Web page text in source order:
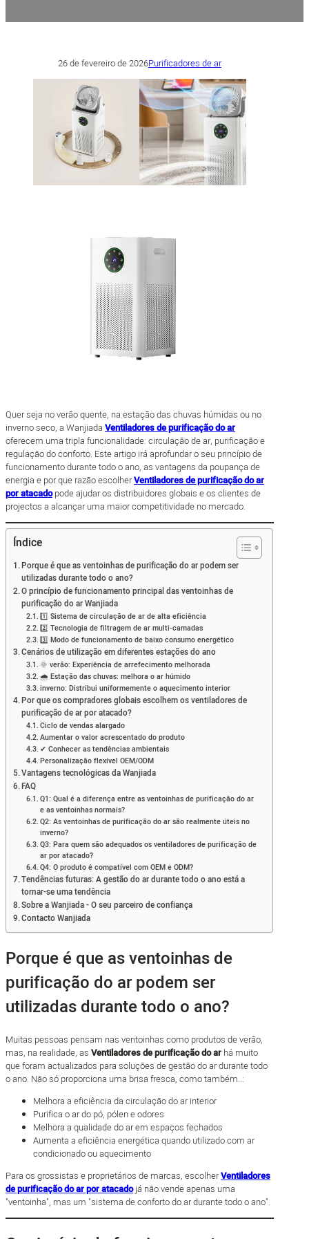
26 de fevereiro de 2026Purificadores de ar
Quer seja no verão quente, na estação das chuvas húmidas ou no
inverno seco, a Wanjiada Ventiladores de purificação do ar
oferecem uma tripla funcionalidade: circulação de ar, purificação e
regulação do conforto. Este artigo irá aprofundar o seu princípio de
funcionamento durante todo o ano, as vantagens da poupança de
energia e por que razão escolherVentiladores de purificação do ar
por atacadopode ajudar os distribuidores globais e os clientes de
projectos a alcançar uma maior competitividade no mercado.
Índice
Porque é que as ventoinhas de purificação do ar podem ser
utilizadas durante todo o ano?
O princípio de funcionamento principal das ventoinhas de
purificação do ar Wanjiada
1️⃣ Sistema de circulação de ar de alta eficiência
2️⃣ Tecnologia de filtragem de ar multi-camadas
3️⃣ Modo de funcionamento de baixo consumo energético
Cenários de utilização em diferentes estações do ano
🌞 verão: Experiência de arrefecimento melhorada
🌧 Estação das chuvas: melhora o ar húmido
inverno: Distribui uniformemente o aquecimento interior
Por que os compradores globais escolhem os ventiladores de
purificação de ar por atacado?
Ciclo de vendas alargado
Aumentar o valor acrescentado do produto
✔ Conhecer as tendências ambientais
Personalização flexível OEM/ODM
Vantagens tecnológicas da Wanjiada
FAQ
Q1: Qual é a diferença entre as ventoinhas de purificação do ar
e as ventoinhas normais?
Q2: As ventoinhas de purificação do ar são realmente úteis no
inverno?
Q3: Para quem são adequados os ventiladores de purificação de
ar por atacado?
Q4: O produto é compatível com OEM e ODM?
Tendências futuras: A gestão do ar durante todo o ano está a
tornar-se uma tendência
Sobre a Wanjiada - O seu parceiro de confiança
Contacto Wanjiada
Porque é que as ventoinhas de
purificação do ar podem ser
utilizadas durante todo o ano?
Muitas pessoas pensam nas ventoinhas como produtos de verão,
mas, na realidade, as Ventiladores de purificação do ar há muito
que foram actualizados para soluções de gestão do ar durante todo
o ano. Não só proporciona uma brisa fresca, como também..:
Melhora a eficiência da circulação do ar interior
Purifica o ar do pó, pólen e odores
Melhora a qualidade do ar em espaços fechados
Aumenta a eficiência energética quando utilizado com ar
condicionado ou aquecimento
Para os grossistas e proprietários de marcas, escolherVentiladores
de purificação do ar por atacadojá não vende apenas uma
"ventoinha", mas um "sistema de conforto do ar durante todo o ano".